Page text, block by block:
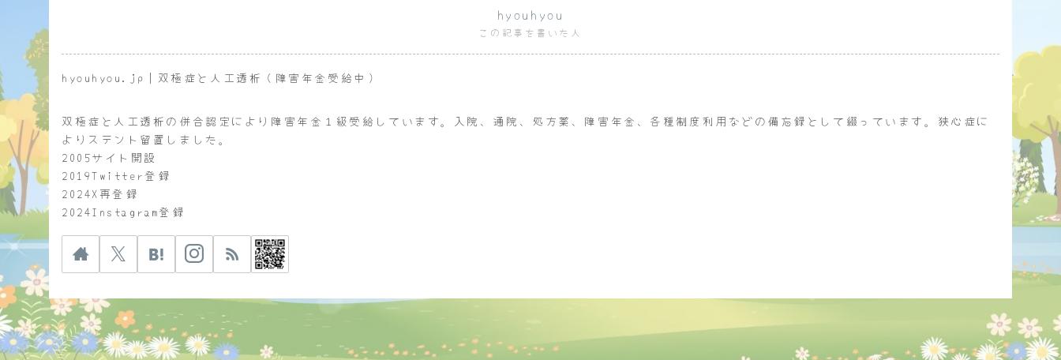
hyouhyou
この記事を書いた人
hyouhyou.jp｜双極症と人工透析（障害年金受給中）
双極症と人工透析の併合認定により障害年金１級受給しています。入院、通院、処方薬、障害年金、各種制度利用などの備忘録として綴っています。狭心症に
よりステント留置しました。
2005サイト開設
2019Twitter登録
2024X再登録
2024Instagram登録